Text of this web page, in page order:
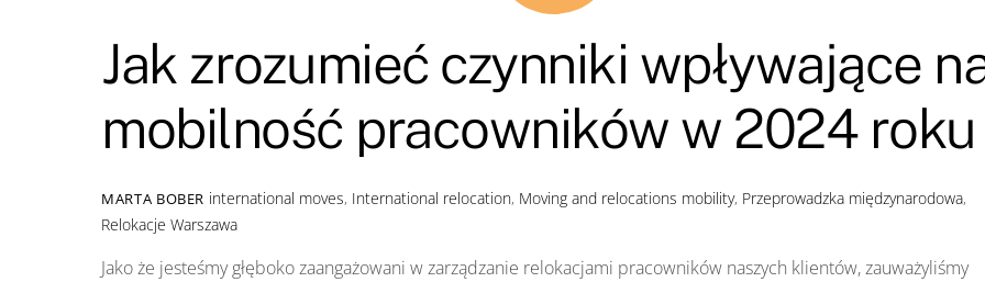
Jak zrozumieć czynniki wpływające
mobilność pracowników w 2024 roku
MARTA BOBER international moves, International relocation, Moving and relocations mobility, Przeprowadzka międzynarodowa,
Relokacje Warszawa
Jako że jesteśmy głęboko zaangażowani w zarządzanie relokacjami pracowników naszych klientów, zauważyliśmy